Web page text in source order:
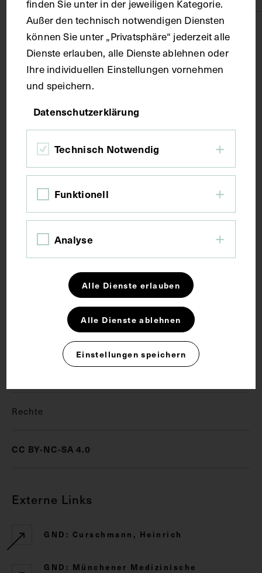
Technik
Druck
Maße
Bildmaß 24,5 x 15,7 cm
Auszug aus: Galerie hervorragender Ärzte und
Naturforscher, in: Beilage zur Münchener
medizinischen Wochenschrift, München 1909, Bl.
246.
Gruppenaufnahme
Zeichnung
Zeitungsdruck
Rechte
CC BY-NC-SA 4.0
Externe Links
GND: Curschmann, Heinrich
GND: Münchener Medizinische
finden Sie unter in der jeweiligen Kategorie.
Außer den technisch notwendigen Diensten
können Sie unter „Privatsphäre“ jederzeit alle
Dienste erlauben, alle Dienste ablehnen oder
Ihre individuellen Einstellungen vornehmen
und speichern.
Datenschutzerklärung
Technisch Notwendig
Funktionell
Analyse
Alle Dienste erlauben
Alle Dienste ablehnen
Einstellungen speichern